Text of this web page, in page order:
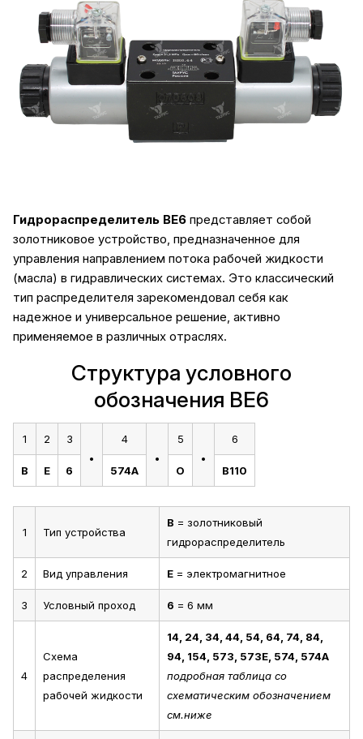
Гидрораспределитель ВЕ6 представляет собой
золотниковое устройство, предназначенное для
управления направлением потока рабочей жидкости
(масла) в гидравлических системах. Это классический
тип распределителя зарекомендовал себя как
надежное и универсальное решение, активно
применяемое в различных отраслях.
Структура условного
обозначения ВЕ6
1 2 3 . 4 . 5 . 6
В Е 6 574А О В110
1 Тип устройства
В = золотниковый
гидрораспределитель
2 Вид управления Е = электромагнитное
3 Условный проход 6 = 6 мм
4
Схема
распределения
рабочей жидкости
14, 24, 34, 44, 54, 64, 74, 84,
94, 154, 573, 573Е, 574, 574А
подробная таблица со
схематическим обозначением
см.ниже